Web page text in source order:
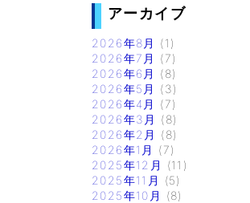
アーカイブ
2026年8月
(1)
2026年7月
(7)
2026年6月
(8)
2026年5月
(3)
2026年4月
(7)
2026年3月
(8)
2026年2月
(8)
2026年1月
(7)
2025年12月
(11)
2025年11月
(5)
2025年10月
(8)